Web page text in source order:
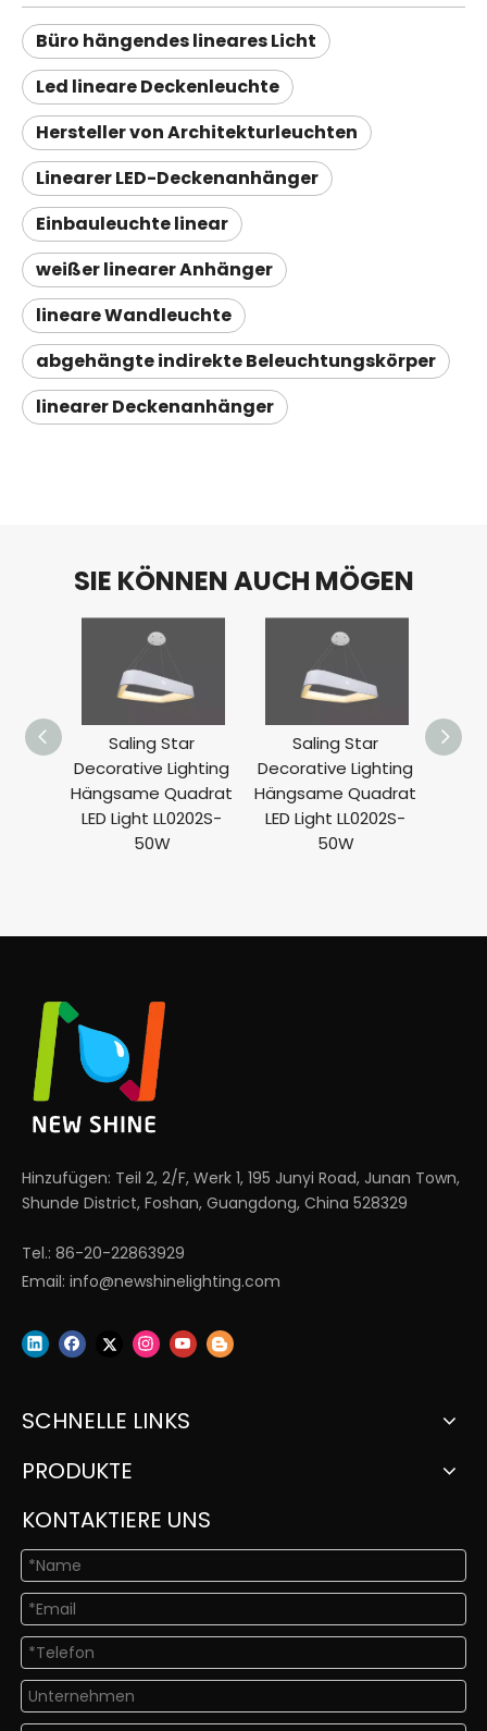
Büro hängendes lineares Licht
Led lineare Deckenleuchte
Hersteller von Architekturleuchten
Linearer LED-Deckenanhänger
Einbauleuchte linear
weißer linearer Anhänger
lineare Wandleuchte
abgehängte indirekte Beleuchtungskörper
linearer Deckenanhänger
SIE KÖNNEN AUCH MÖGEN
Saling Star
Decorative Lighting
Hängsame Quadrat
LED Light LL0202S-
50W
Saling Star
Decorative Lighting
Hängsame Quadrat
LED Light LL0202S-
50W
Hinzufügen: Teil 2, 2/F, Werk 1, 195 Junyi Road, Junan Town,
Shunde District, Foshan, Guangdong, China 528329
Tel.: 86-20-22863929
Email: info@newshinelighting.com
SCHNELLE LINKS
PRODUKTE
KONTAKTIERE UNS